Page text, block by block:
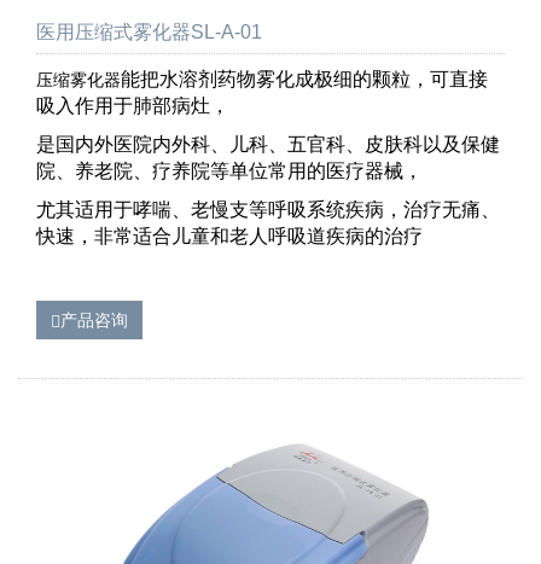
医用压缩式雾化器SL-A-01
压缩雾化器能把水溶剂药物雾化成极细的颗粒，可直接
吸入作用于肺部病灶，
是国内外医院内外科、儿科、五官科、皮肤科以及保健
院、养老院、疗养院等单位常用的医疗器械，
尤其适用于哮喘、老慢支等呼吸系统疾病，治疗无痛、
快速，非常适合儿童和老人呼吸道疾病的治疗
产品咨询